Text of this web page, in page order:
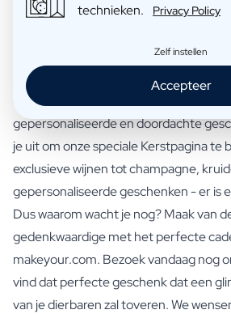
verwennerij te brengen, en we zijn
Maar vergeet niet, dit is slechts een
schitterende geschenken die we te
een nog uitgebreidere selectie van
gepersonaliseerde en doordachte
je uit om onze speciale Kerstpagina te
exclusieve wijnen tot champagne,
gepersonaliseerde geschenken - er is
Dus waarom wacht je nog? Maak van
gedenkwaardige met het perfecte
makeyour.com. Bezoek vandaag nog
vind dat perfecte geschenk dat een
van je dierbaren zal toveren. We
technieken.
Privacy Policy
Zelf instellen
Accepteer